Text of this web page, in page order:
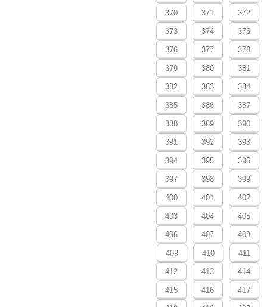
370 371 372
373 374 375
376 377 378
379 380 381
382 383 384
385 386 387
388 389 390
391 392 393
394 395 396
397 398 399
400 401 402
403 404 405
406 407 408
409 410 411
412 413 414
415 416 417